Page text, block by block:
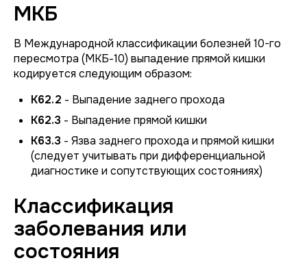
МКБ
В Международной классификации болезней 10-го
пересмотра (МКБ-10) выпадение прямой кишки
кодируется следующим образом:
K62.2 - Выпадение заднего прохода
K62.3 - Выпадение прямой кишки
K63.3 - Язва заднего прохода и прямой кишки
(следует учитывать при дифференциальной
диагностике и сопутствующих состояниях)
Классификация
заболевания или
состояния